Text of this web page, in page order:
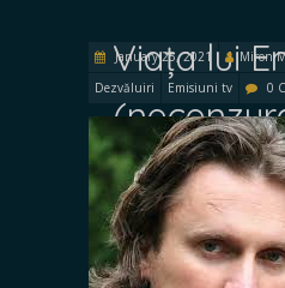
Viața lui
Episodul
Eminescu
January 25, 2021 Miron
Dezvăluiri
Emisiuni tv 0